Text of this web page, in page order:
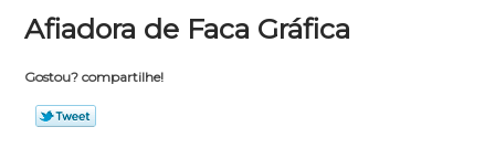
Afiadora de Faca Gráfica
Gostou? compartilhe!